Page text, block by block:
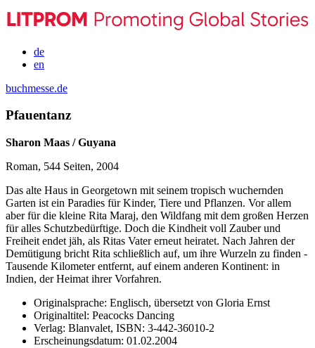
de
en
buchmesse.de
Pfauentanz
Sharon Maas / Guyana
Roman, 544 Seiten, 2004
Das alte Haus in Georgetown mit seinem tropisch wuchernden
Garten ist ein Paradies für Kinder, Tiere und Pflanzen. Vor allem
aber für die kleine Rita Maraj, den Wildfang mit dem großen Herzen
für alles Schutzbedürftige. Doch die Kindheit voll Zauber und
Freiheit endet jäh, als Ritas Vater erneut heiratet. Nach Jahren der
Demütigung bricht Rita schließlich auf, um ihre Wurzeln zu finden -
Tausende Kilometer entfernt, auf einem anderen Kontinent: in
Indien, der Heimat ihrer Vorfahren.
Originalsprache: Englisch, übersetzt von Gloria Ernst
Originaltitel: Peacocks Dancing
Verlag: Blanvalet, ISBN: 3-442-36010-2
Erscheinungsdatum: 01.02.2004